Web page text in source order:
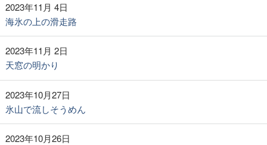
2023年11月 4日
海氷の上の滑走路
2023年11月 2日
天窓の明かり
2023年10月27日
氷山で流しそうめん
2023年10月26日